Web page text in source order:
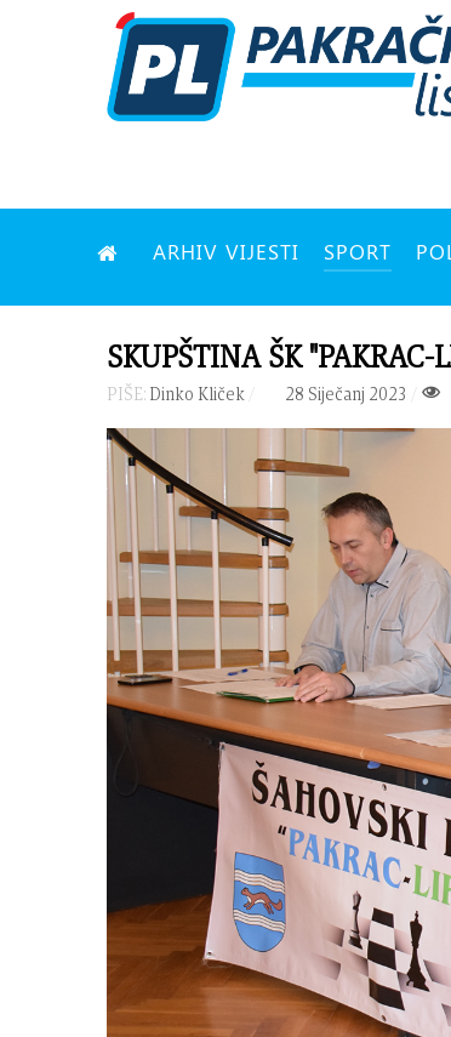
ARHIV VIJESTI SPORT
SKUPŠTINA ŠK
PIŠE: Dinko Kliček 28 Siječanj 2023